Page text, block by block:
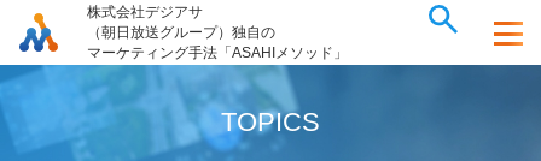
株式会社デジアサ
（朝日放送グループ）独自の
マーケティング手法「ASAHIメソッド」
TOPICS